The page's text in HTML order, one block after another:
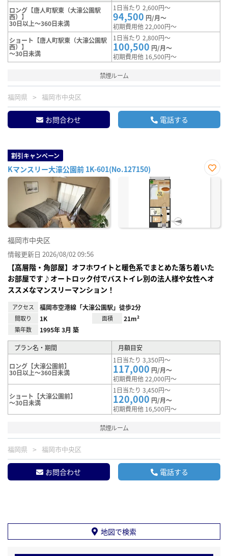
ロング【唐人町駅東（大濠公園駅
西）】
30日以上～360日未満
1日当たり 2,600円～
94,500 円/月～
初期費用他 22,000円～
ショート【唐人町駅東（大濠公園駅
西）】
～30日未満
1日当たり 2,800円～
100,500 円/月～
初期費用他 16,500円～
禁煙ルーム
福岡県 福岡市中央区
お問合わせ 電話する
割引キャンペーン
Kマンスリー大濠公園前 1K-601(No.127150)
お気
福岡市中央区
情報更新日 2026/08/02 09:56
【高層階・角部屋】オフホワイトと暖色系でまとめた落ち着いた
お部屋です♪オートロック付でバストイレ別の法人様や女性へオ
ススメなマンスリーマンション！
アクセス 福岡市空港線「大濠公園駅」徒歩2分
間取り 1K 面積 21m²
築年数 1995年 3月 築
プラン名・期間 月額目安
ロング【大濠公園前】
30日以上～360日未満
1日当たり 3,350円～
117,000 円/月～
初期費用他 22,000円～
ショート【大濠公園前】
～30日未満
1日当たり 3,450円～
120,000 円/月～
初期費用他 16,500円～
禁煙ルーム
福岡県 福岡市中央区
お問合わせ 電話する
地図で検索